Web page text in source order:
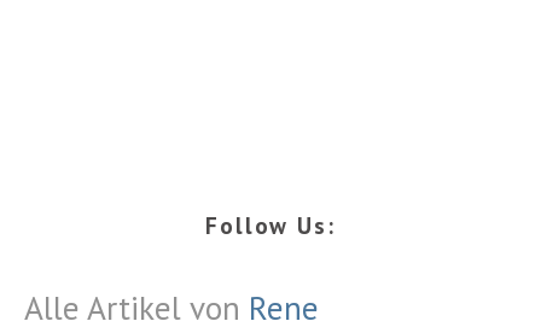
Follow Us:
Alle Artikel von Rene